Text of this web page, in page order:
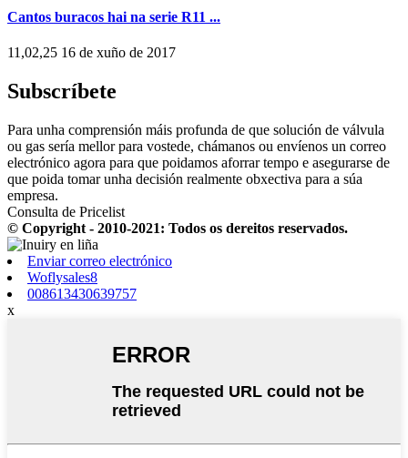
Cantos buracos hai na serie R11 ...
11,02,25 16 de xuño de 2017
Subscríbete
Para unha comprensión máis profunda de que solución de válvula
ou gas sería mellor para vostede, chámanos ou envíenos un correo
electrónico agora para que poidamos aforrar tempo e asegurarse de
que poida tomar unha decisión realmente obxectiva para a súa
empresa.
Consulta de Pricelist
© Copyright - 2010-2021: Todos os dereitos reservados.
Enviar correo electrónico
Woflysales8
008613430639757
x